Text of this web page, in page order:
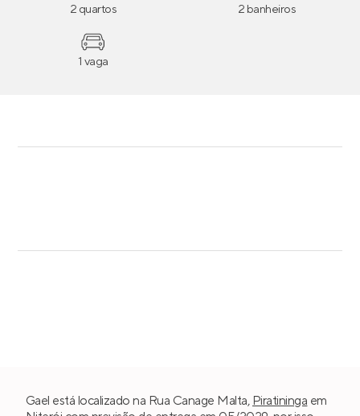
2 quartos 2 banheiros
1 vaga
Gael está localizado na Rua Canage Malta, Piratininga em